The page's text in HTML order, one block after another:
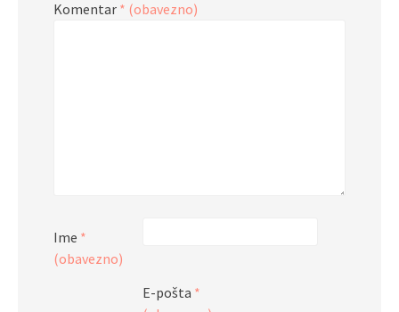
Komentar * (obavezno)
Ime *
(obavezno)
E-pošta *